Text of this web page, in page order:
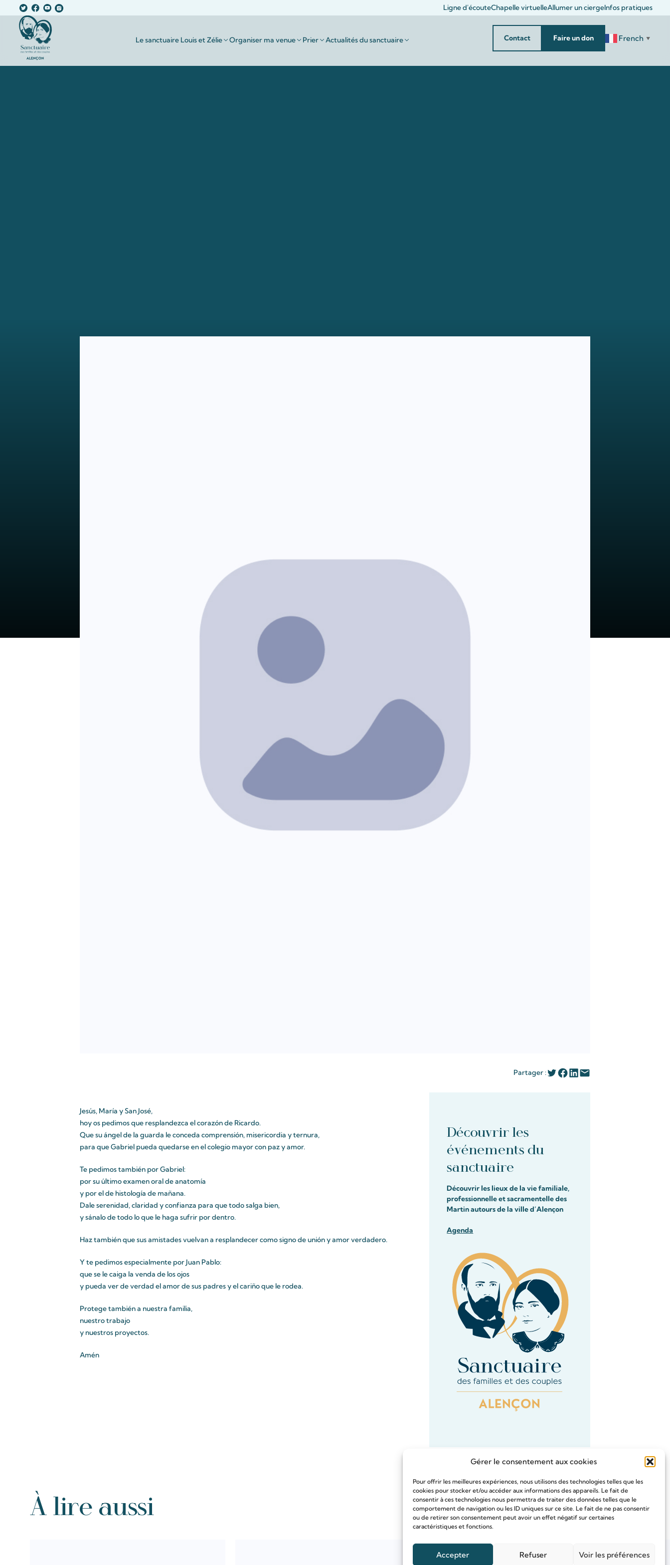
Gérer le consentement aux cookies
Pour offrir les meilleures expériences, nous utilisons des technologies telles que les
cookies pour stocker et/ou accéder aux informations des appareils. Le fait de
consentir à ces technologies nous permettra de traiter des données telles que le
comportement de navigation ou les ID uniques sur ce site. Le fait de ne pas consentir
ou de retirer son consentement peut avoir un effet négatif sur certaines
caractéristiques et fonctions.
Accepter Refuser Voir les préférences
Ligne d'écouteChapelle virtuelleAllumer un ciergeInfos pratiques
Le sanctuaire Louis et Zélie Organiser ma venue Prier Actualités du sanctuaire Contact Faire un don French ▼
Partager :
Jesús, María y San José,
hoy os pedimos que resplandezca el corazón de Ricardo.
Que su ángel de la guarda le conceda comprensión, misericordia y ternura,
para que Gabriel pueda quedarse en el colegio mayor con paz y amor.
Te pedimos también por Gabriel:
por su último examen oral de anatomía
y por el de histología de mañana.
Dale serenidad, claridad y confianza para que todo salga bien,
y sánalo de todo lo que le haga sufrir por dentro.
Haz también que sus amistades vuelvan a resplandecer como signo de unión y amor verdadero.
Y te pedimos especialmente por Juan Pablo:
que se le caiga la venda de los ojos
y pueda ver de verdad el amor de sus padres y el cariño que le rodea.
Protege también a nuestra familia,
nuestro trabajo
y nuestros proyectos.
Amén
Découvrir les
événements du
sanctuaire
Découvrir les lieux de la vie familiale,
professionnelle et sacramentelle des
Martin autours de la ville d’Alençon
Agenda
À lire aussi Tous les Intention de prières